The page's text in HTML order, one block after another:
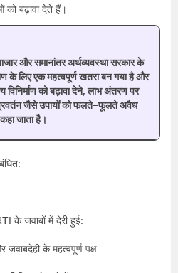
को बढ़ावा देते हैं।
और समानांतर अर्थव्यवस्था सरकार के
के लिए एक महत्वपूर्ण खतरा बन गया है और
को बढ़ावा देने, लाभ अंतरण पर
जैसे उपायों को फलते-फूलते अवैध
जाता है।
के जवाबों में देरी हुई:
जवाबदेही के महत्वपूर्ण पक्ष